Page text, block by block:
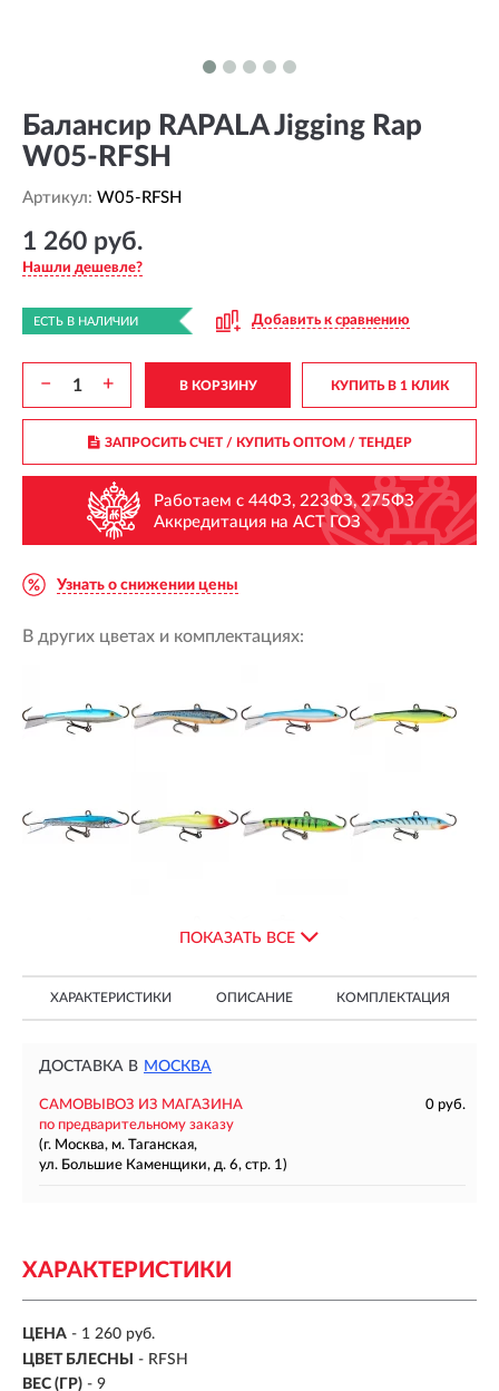
Балансир RAPALA Jigging Rap
W05-RFSH
Артикул: W05-RFSH
1 260 руб.
Нашли дешевле?
ЕСТЬ В НАЛИЧИИ Добавить к сравнению
− + В КОРЗИНУ КУПИТЬ В 1 КЛИК
ЗАПРОСИТЬ СЧЕТ / КУПИТЬ ОПТОМ/ ТЕНДЕР
Работаем с 44ФЗ, 223ФЗ, 275ФЗ
Аккредитация на АСТ ГОЗ
Узнать о снижении цены
В других цветах и комплектациях:
ПОКАЗАТЬ ВСЕ
ХАРАКТЕРИСТИКИ ОПИСАНИЕ КОМПЛЕКТАЦИЯ
ДОСТАВКА В МОСКВА
САМОВЫВОЗ ИЗ МАГАЗИНА
0 руб.
по предварительному заказу
(г. Москва, м. Таганская,
ул. Большие Каменщики, д. 6, стр. 1)
ХАРАКТЕРИСТИКИ
ЦЕНА - 1 260 руб.
ЦВЕТ БЛЕСНЫ
- RFSH
ВЕС (ГР) - 9